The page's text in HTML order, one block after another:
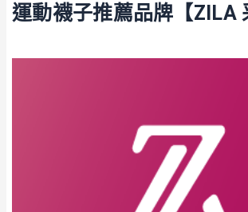
運動襪子推薦品牌【ZILA